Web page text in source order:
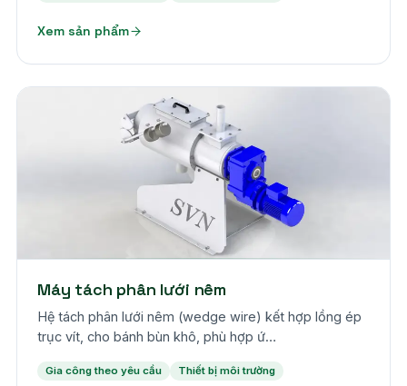
Xem sản phẩm
Máy tách phân lưới nêm
Hệ tách phân lưới nêm (wedge wire) kết hợp lồng ép
trục vít, cho bánh bùn khô, phù hợp ứ…
Gia công theo yêu cầu Thiết bị môi trường